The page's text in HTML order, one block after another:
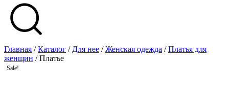
Главная /Каталог / Для нее /Женская одежда /Платья для
женщин / Платье
Sale!